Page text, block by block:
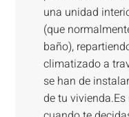
una unidad
(que
baño),
climatizado a
se han de
de tu